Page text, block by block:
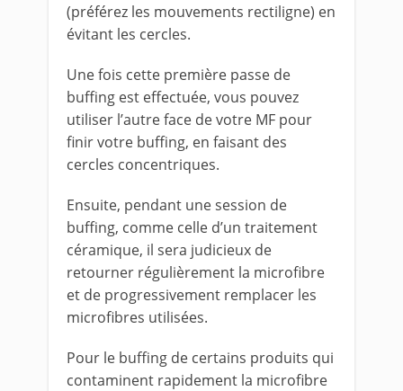
(préférez les mouvements rectiligne) en
évitant les cercles.
Une fois cette première passe de
buffing est effectuée, vous pouvez
utiliser l’autre face de votre MF pour
finir votre buffing, en faisant des
cercles concentriques.
Ensuite, pendant une session de
buffing, comme celle d’un traitement
céramique, il sera judicieux de
retourner régulièrement la microfibre
et de progressivement remplacer les
microfibres utilisées.
Pour le buffing de certains produits qui
contaminent rapidement la microfibre